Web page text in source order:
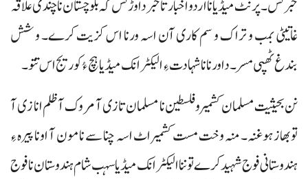
خبر ئس۔ پرنٹ میڈیا نا اردو اخبار تا خبر دا وڑ ئس کہ بلوچستان نا چندی علاقہ
غاتیٹی بمب و تراک و سم کاری آن اسہ ورنا اس کزیت کرے۔ و شش
بندغ ٹھپی مسر۔ دا ورنا نا شہادت ءِ الیکٹرانک میڈیا ہچ ءُ کوریج اس تتو۔
نن بحیثیت مسلمان کشمیر و فلسطین نا مسلمان تا زی آ مروک آ ظلم انا زی آ
تو بھاز ہوغنہ۔ منہ وخت مست کشمیر اٹ اسہ چنا سے نا مون آ اونا پیرہ ءِ
ہندوستانی فوج شہید کرے تو ننا الیکٹرانک میڈیا سہب شام ہندوستان نا فوج